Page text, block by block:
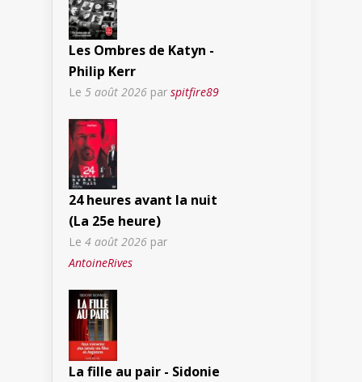
Les Ombres de Katyn -
Philip Kerr
Le 5 août 2026 par spitfire89
24 heures avant la nuit
(La 25e heure)
Le 4 août 2026 par
AntoineRives
La fille au pair - Sidonie